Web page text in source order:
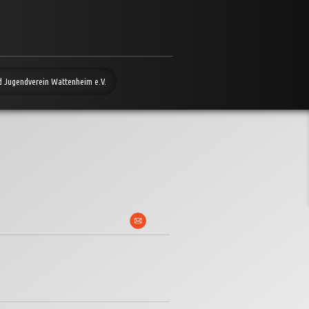
Jugendverein Wattenheim e.V.